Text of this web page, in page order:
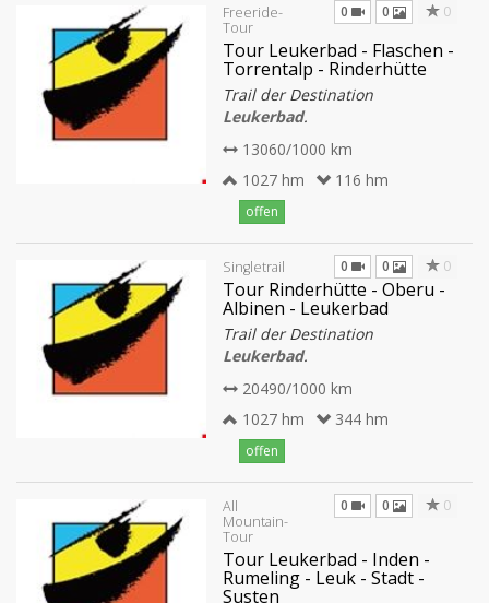
Freeride-
Tour
0 0 0
Tour Leukerbad - Flaschen -
Torrentalp - Rinderhütte
Trail der Destination
Leukerbad.
13060/1000 km
1027 hm
116 hm
offen
Singletrail 0 0 0
Tour Rinderhütte - Oberu -
Albinen - Leukerbad
Trail der Destination
Leukerbad.
20490/1000 km
1027 hm
344 hm
offen
All
Mountain-
Tour
0 0 0
Tour Leukerbad - Inden -
Rumeling - Leuk - Stadt -
Susten